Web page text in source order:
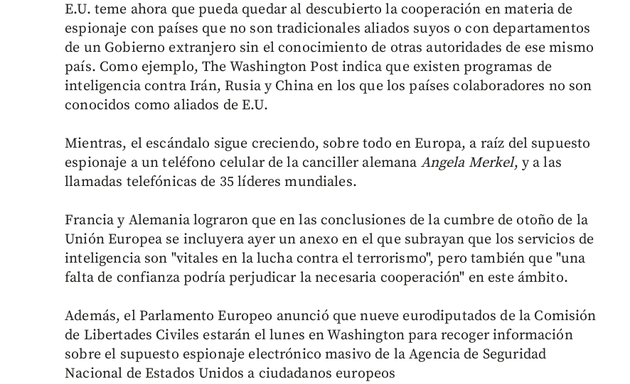
E.U. teme ahora que pueda quedar al descubierto la cooperación en materia de
espionaje con países que no son tradicionales aliados suyos o con departamentos
de un Gobierno extranjero sin el conocimiento de otras autoridades de ese mismo
país. Como ejemplo, The Washington Post indica que existen programas de
inteligencia contra Irán, Rusia y China en los que los países colaboradores no son
conocidos como aliados de E.U.
Mientras, el escándalo sigue creciendo, sobre todo en Europa, a raíz del supuesto
espionaje a un teléfono celular de la canciller alemana Angela Merkel, y a las
llamadas telefónicas de 35 líderes mundiales.
Francia y Alemania lograron que en las conclusiones de la cumbre de otoño de la
Unión Europea se incluyera ayer un anexo en el que subrayan que los servicios de
inteligencia son "vitales en la lucha contra el terrorismo", pero también que "una
falta de confianza podría perjudicar la necesaria cooperación" en este ámbito.
Además, el Parlamento Europeo anunció que nueve eurodiputados de la Comisión
de Libertades Civiles estarán el lunes en Washington para recoger información
sobre el supuesto espionaje electrónico masivo de la Agencia de Seguridad
Nacional de Estados Unidos a ciudadanos europeos